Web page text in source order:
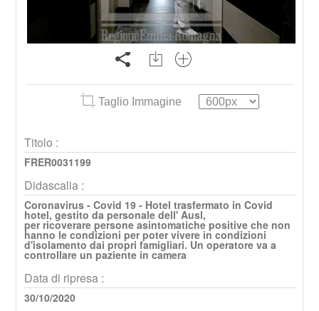
Taglio Immagine
Titolo :
FRER0031199
Didascalia :
Coronavirus - Covid 19 - Hotel trasfermato in Covid
hotel, gestito da personale dell' Ausl,
per ricoverare persone asintomatiche positive che non
hanno le condizioni per poter vivere in condizioni
d'isolamento dai propri famigliari. Un operatore va a
controllare un paziente in camera
Data di ripresa :
30/10/2020